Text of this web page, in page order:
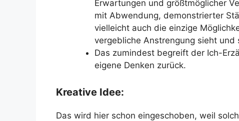
Erwartungen und größtmöglicher
mit Abwendung, demonstrierter
vielleicht auch die einzige
vergebliche Anstrengung sieht
Das zumindest begreift der Ich-
eigene Denken zurück.
Kreative Idee:
Das wird hier schon eingeschoben, weil